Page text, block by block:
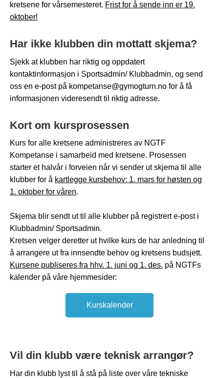
kretsene for vårsemesteret. Frist for å sende inn er 19.
oktober!
Har ikke klubben din mottatt skjema?
Sjekk at klubben har riktig og oppdatert
kontaktinformasjon i Sportsadmin/ Klubbadmin, og send
oss en e-post på kompetanse@gymogturn.no for å få
informasjonen videresendt til riktig adresse.
Kort om kursprosessen
Kurs for alle kretsene administreres av NGTF
Kompetanse i samarbeid med kretsene. Prosessen
starter et halvår i forveien når vi sender ut skjema til alle
klubber for å kartlegge kursbehov: 1. mars for høsten og
1. oktober for våren.
Skjema blir sendt ut til alle klubber på registrert e-post i
Klubbadmin/ Sportsadmin.
Kretsen velger deretter ut hvilke kurs de har anledning til
å arrangere ut fra innsendte behov og kretsens budsjett.
Kursene publiseres fra hhv. 1. juni og 1. des. på NGTFs
kalender på våre hjemmesider:
Kurskalender
Vil din klubb være teknisk arrangør?
Har din klubb lyst til å stå på liste over våre tekniske